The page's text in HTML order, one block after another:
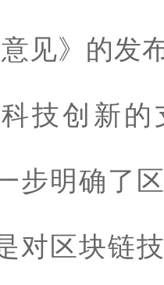
》的发
技创新的
步明确了
对区块链